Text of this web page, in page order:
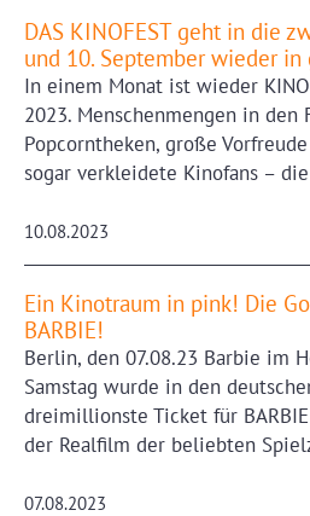
DAS KINOFEST geht in die
und 10. September wieder in
In einem Monat ist wieder
2023. Menschenmengen in den
Popcorntheken, große
sogar verkleidete Kinofans – die
10.08.2023
Ein Kinotraum in pink! Die
BARBIE!
Berlin, den 07.08.23 Barbie im
Samstag wurde in den
dreimillionste Ticket für
der Realfilm der beliebten
07.08.2023